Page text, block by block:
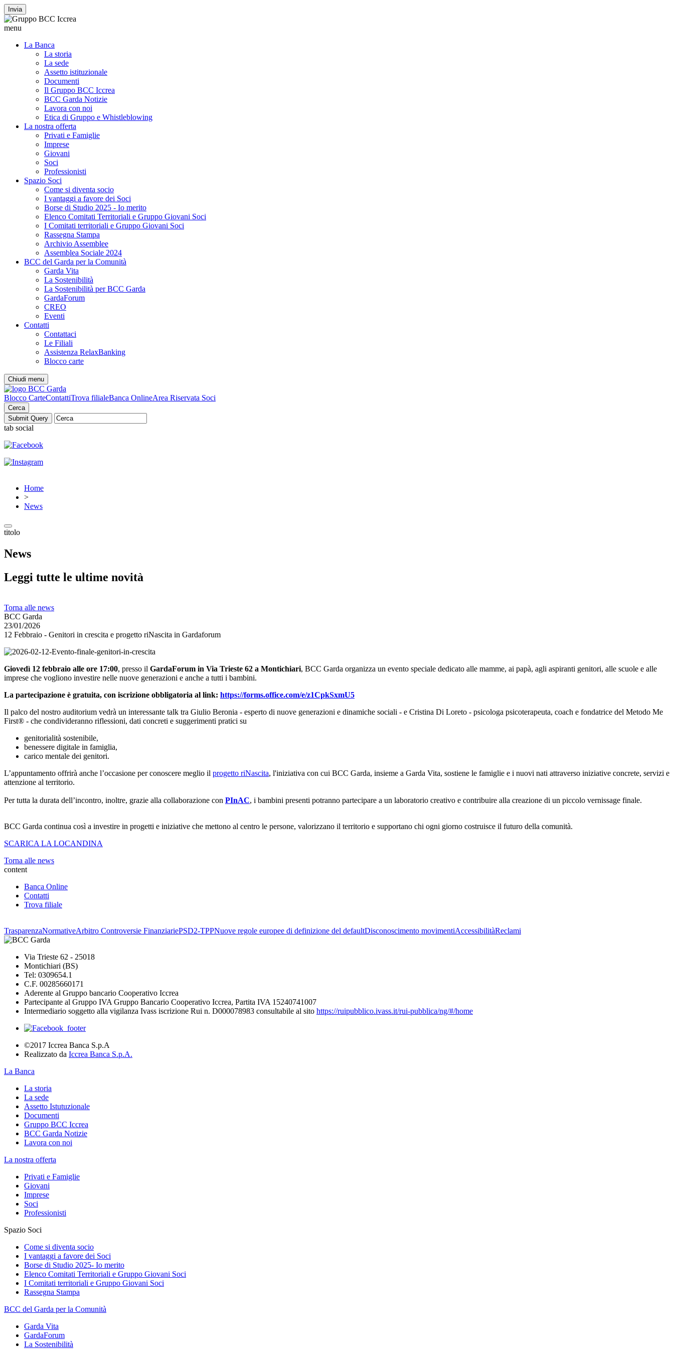
Invia
menu
La Banca
La storia
La sede
Assetto istituzionale
Documenti
Il Gruppo BCC Iccrea
BCC Garda Notizie
Lavora con noi
Etica di Gruppo e Whistleblowing
La nostra offerta
Privati e Famiglie
Imprese
Giovani
Soci
Professionisti
Spazio Soci
Come si diventa socio
I vantaggi a favore dei Soci
Borse di Studio 2025 - Io merito
Elenco Comitati Territoriali e Gruppo Giovani Soci
I Comitati territoriali e Gruppo Giovani Soci
Rassegna Stampa
Archivio Assemblee
Assemblea Sociale 2024
BCC del Garda per la Comunità
Garda Vita
La Sostenibilità
La Sostenibilità per BCC Garda
GardaForum
CREO
Eventi
Contatti
Contattaci
Le Filiali
Assistenza RelaxBanking
Blocco carte
Chiudi menu
Blocco CarteContattiTrova filialeBanca OnlineArea Riservata Soci
Cerca
tab social
Home
>
News
titolo
News
Leggi tutte le ultime novità
Torna alle news
BCC Garda
23/01/2026
12 Febbraio - Genitori in crescita e progetto riNascita in Gardaforum
Giovedì 12 febbraio alle ore 17:00, presso il GardaForum in Via Trieste 62 a Montichiari, BCC Garda organizza un evento speciale dedicato alle mamme, ai papà, agli aspiranti genitori, alle scuole e alle
imprese che vogliono investire nelle nuove generazioni e anche a tutti i bambini.
La partecipazione è gratuita, con iscrizione obbligatoria al link: https://forms.office.com/e/z1CpkSxmU5
Il palco del nostro auditorium vedrà un interessante talk tra Giulio Beronia - esperto di nuove generazioni e dinamiche sociali - e Cristina Di Loreto - psicologa psicoterapeuta, coach e fondatrice del Metodo Me
First® - che condivideranno riflessioni, dati concreti e suggerimenti pratici su
genitorialità sostenibile,
benessere digitale in famiglia,
carico mentale dei genitori.
L’appuntamento offrirà anche l’occasione per conoscere meglio il progetto riNascita, l'iniziativa con cui BCC Garda, insieme a Garda Vita, sostiene le famiglie e i nuovi nati attraverso iniziative concrete, servizi e
attenzione al territorio.
Per tutta la durata dell’incontro, inoltre, grazie alla collaborazione con PInAC, i bambini presenti potranno partecipare a un laboratorio creativo e contribuire alla creazione di un piccolo vernissage finale.
BCC Garda continua così a investire in progetti e iniziative che mettono al centro le persone, valorizzano il territorio e supportano chi ogni giorno costruisce il futuro della comunità.
SCARICA LA LOCANDINA
Torna alle news
content
Banca Online
Contatti
Trova filiale
TrasparenzaNormativeArbitro Controversie FinanziariePSD2-TPPNuove regole europee di definizione del defaultDisconoscimento movimentiAccessibilitàReclami
Via Trieste 62 - 25018
Montichiari (BS)
Tel: 0309654.1
C.F. 00285660171
Aderente al Gruppo bancario Cooperativo Iccrea
Partecipante al Gruppo IVA Gruppo Bancario Cooperativo Iccrea, Partita IVA 15240741007
Intermediario soggetto alla vigilanza Ivass iscrizione Rui n. D000078983 consultabile al sito https://ruipubblico.ivass.it/rui-pubblica/ng/#/home
©2017 Iccrea Banca S.p.A
Realizzato da Iccrea Banca S.p.A.
La Banca
La storia
La sede
Assetto Istutuzionale
Documenti
Gruppo BCC Iccrea
BCC Garda Notizie
Lavora con noi
La nostra offerta
Privati e Famiglie
Giovani
Imprese
Soci
Professionisti
Spazio Soci
Come si diventa socio
I vantaggi a favore dei Soci
Borse di Studio 2025- Io merito
Elenco Comitati Territoriali e Gruppo Giovani Soci
I Comitati territoriali e Gruppo Giovani Soci
Rassegna Stampa
BCC del Garda per la Comunità
Garda Vita
GardaForum
La Sostenibilità